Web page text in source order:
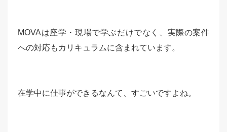
MOVAは座学・現場で学ぶだけでなく、実際の案件
への対応もカリキュラムに含まれています。
在学中に仕事ができるなんて、すごいですよね。